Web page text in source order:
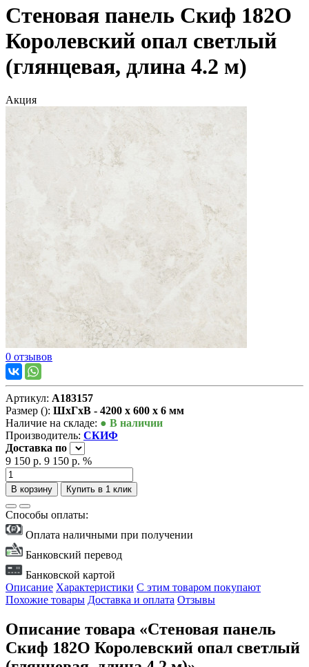
Стеновая панель Скиф 182О
Королевский опал светлый
(глянцевая, длина 4.2 м)
Акция
0 отзывов
Артикул: А183157
Размер (): ШxГxВ - 4200 x 600 x 6 мм
Наличие на складе: ● В наличии
Производитель: СКИФ
Доставка по
9 150 р. 9 150 р. %
В корзину Купить в 1 клик
Способы оплаты:
Оплата наличными при получении
Банковский перевод
Банковской картой
Описание Характеристики С этим товаром покупают
Похожие товары Доставка и оплата Отзывы
Описание товара «Стеновая панель
Скиф 182О Королевский опал светлый